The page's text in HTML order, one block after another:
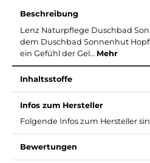
Beschreibung
Lenz Naturpflege Duschbad
dem Duschbad Sonnenhut
ein Gefühl der Gel… Mehr
Inhaltsstoffe
Infos zum Hersteller
Folgende Infos zum Hersteller
Bewertungen